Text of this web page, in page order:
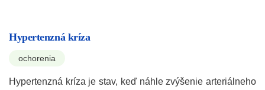
Hypertenzná kríza
ochorenia
Hypertenzná kríza je stav, keď náhle zvýšenie arteriálneho